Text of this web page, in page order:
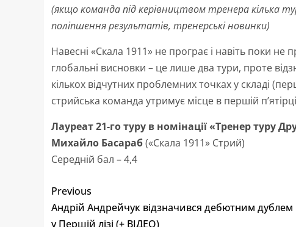
(якщо команда під керівництвом тренера кілька
поліпшення результатів, тренерські новинки)
Навесні «Скала 1911» не програє і навіть поки
глобальні висновки – це лише два тури, проте
кількох відчутних проблемних точках у складі
стрийська команда утримує місце в першій
Лауреат 21-го туру в номінації «Тренер туру
Михайло Басараб(«Скала 1911» Стрий)
Середній бал – 4,4
Previous
Андрій Андрейчук відзначився дебютним дублем
у Першій лізі (+ ВІДЕО)